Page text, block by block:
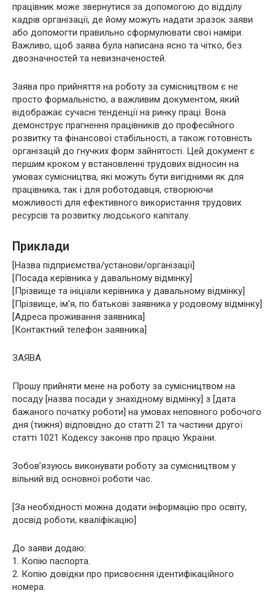
працівник може звернутися за допомогою до відділу
кадрів організації, де йому можуть надати зразок заяви
або допомогти правильно сформулювати свої наміри.
Важливо, щоб заява була написана ясно та чітко, без
двозначностей та невизначеностей.
Заява про прийняття на роботу за сумісництвом є не
просто формальністю, а важливим документом, який
відображає сучасні тенденції на ринку праці. Вона
демонструє прагнення працівників до професійного
розвитку та фінансової стабільності, а також готовність
організацій до гнучких форм зайнятості. Цей документ є
першим кроком у встановленні трудових відносин на
умовах сумісництва, які можуть бути вигідними як для
працівника, так і для роботодавця, створюючи
можливості для ефективного використання трудових
ресурсів та розвитку людського капіталу.
Приклади
[Назва підприємства/установи/організації]
[Посада керівника у давальному відмінку]
[Прізвище та ініціали керівника у давальному відмінку]
[Прізвище, ім’я, по батькові заявника у родовому відмінку]
[Адреса проживання заявника]
[Контактний телефон заявника]
ЗАЯВА
Прошу прийняти мене на роботу за сумісництвом на
посаду [назва посади у знахідному відмінку] з [дата
бажаного початку роботи] на умовах неповного робочого
дня (тижня) відповідно до статті 21 та частини другої
статті 1021 Кодексу законів про працю України.
Зобов’язуюсь виконувати роботу за сумісництвом у
вільний від основної роботи час.
[За необхідності можна додати інформацію про освіту,
досвід роботи, кваліфікацію]
До заяви додаю:
1. Копію паспорта.
2. Копію довідки про присвоєння ідентифікаційного
номера.